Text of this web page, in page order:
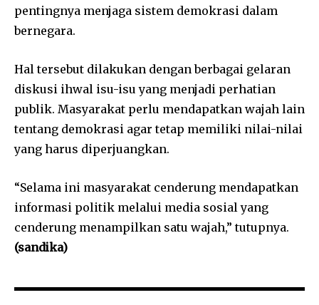
pentingnya menjaga sistem demokrasi dalam
bernegara.
Hal tersebut dilakukan dengan berbagai gelaran
diskusi ihwal isu-isu yang menjadi perhatian
publik. Masyarakat perlu mendapatkan wajah lain
tentang demokrasi agar tetap memiliki nilai-nilai
yang harus diperjuangkan.
“Selama ini masyarakat cenderung mendapatkan
informasi politik melalui media sosial yang
cenderung menampilkan satu wajah,” tutupnya.
(sandika)